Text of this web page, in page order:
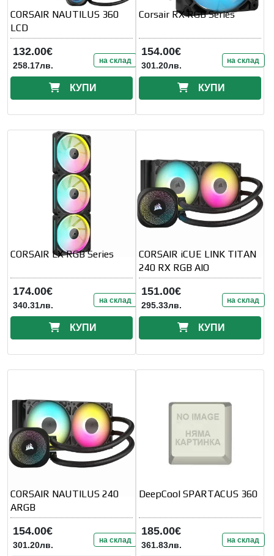
CORSAIR NAUTILUS 360
LCD
132.00€
258.17лв. на склад
КУПИ
Corsair RX RGB Series
154.00€
301.20лв. на склад
КУПИ
CORSAIR LX RGB Series
174.00€
340.31лв. на склад
КУПИ
CORSAIR iCUE LINK TITAN
240 RX RGB AIO
151.00€
295.33лв. на склад
КУПИ
CORSAIR NAUTILUS 240
ARGB
154.00€
301.20лв. на склад
DeepCool SPARTACUS 360
185.00€
361.83лв. на склад